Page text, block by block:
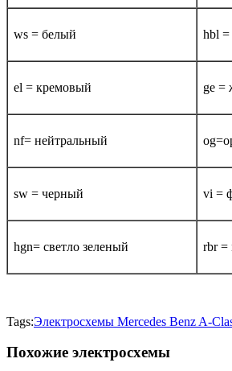
ws = белый hbl =
el = кремовый ge =
nf= нейтральный
sw = черный vi =
hgn= светло зеленый rbr =
Tags:Электросхемы Mercedes Benz A-
Похожие электросхемы